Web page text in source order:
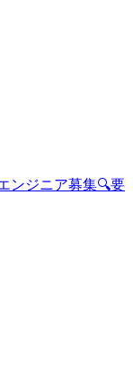
ンジニア募集🔍要